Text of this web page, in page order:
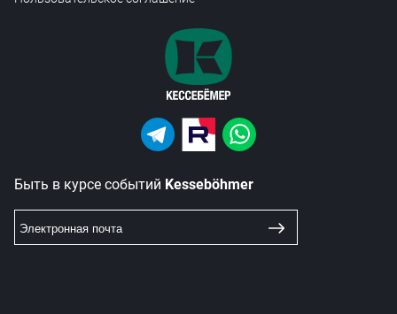
Быть в курсе событий Kesseböhmer